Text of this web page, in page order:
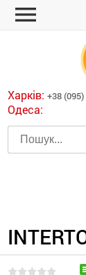
menu
Харків: +38
Одеса:обігрівачі
машини
для